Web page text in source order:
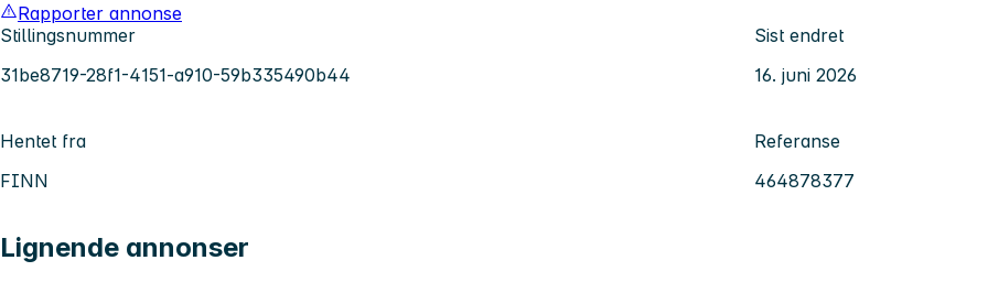
Rapporter annonse
Stillingsnummer
31be8719-28f1-4151-a910-59b335490b44
Sist endret
16. juni 2026
Hentet fra
FINN
Referanse
464878377
Lignende annonser